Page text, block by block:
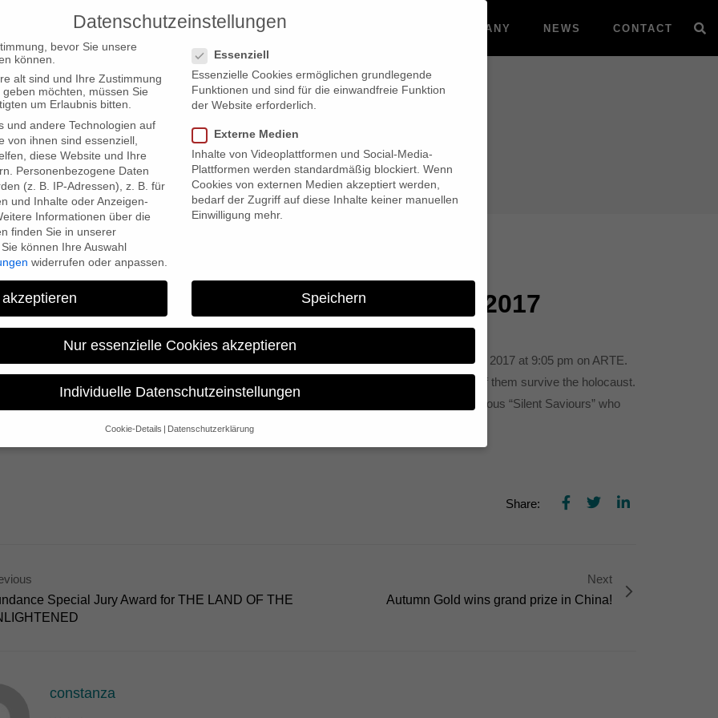
PRODUCTIONS COMPANY NEWS CONTACT
“Silent Saviours” – TV-premiere in 2017
“Silent Saviours” will be screened on German TV for the first time on January 24th, 2017 at 9:05 pm on ARTE.
invasion in 1940 is the beginning of a struggle for life for the Jews in France. Still, 75% of them survive the holocaust.
first time a film recounts the circumstances of their rescue – and the civil resistance of numerous “Silent Saviours” who
Share:
Special Jury Award for THE LAND OF THE
Next
Autumn Gold wins grand prize in China!
constanza
Datenschutzeinstellungen
bevor Sie unsere
können.
alt sind und Ihre Zustimmung
möchten, müssen Sie
um Erlaubnis bitten.
und andere Technologien auf
von ihnen sind essenziell,
diese Website und Ihre
Personenbezogene Daten
(z. B. IP-Adressen), z. B. für
und Inhalte oder Anzeigen-
Informationen über die
finden Sie in unserer
Sie können Ihre Auswahl
widerrufen oder anpassen.
Essenziell
Essenzielle Cookies ermöglichen grundlegende
Funktionen und sind für die einwandfreie Funktion
der Website erforderlich.
Externe Medien
Inhalte von Videoplattformen und Social-Media-
Plattformen werden standardmäßig blockiert. Wenn
Cookies von externen Medien akzeptiert werden,
bedarf der Zugriff auf diese Inhalte keiner manuellen
Einwilligung mehr.
Speichern
Nur essenzielle Cookies akzeptieren
Individuelle Datenschutzeinstellungen
Cookie-Details Datenschutzerklärung
Datenschutzeinstellungen
die Verwendung Ihrer Daten finden Sie in unserer
Informationen anzeigen lassen und so nur bestimmte Cookies auswählen.
Speichern Nur essenzielle Cookies akzeptieren
grundlegende Funktionen und sind für die einwandfreie Funktion der Website erforderlich.